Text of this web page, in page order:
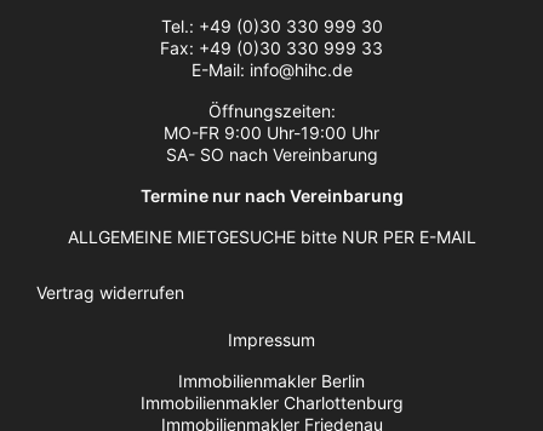
Tel.: +49 (0)30 330 999 30
Fax: +49 (0)30 330 999 33
E-Mail: info@hihc.de
Öffnungszeiten:
MO-FR 9:00 Uhr-19:00 Uhr
SA- SO nach Vereinbarung
Termine nur nach Vereinbarung
ALLGEMEINE MIETGESUCHE bitte NUR PER E-MAIL
Vertrag widerrufen
Impressum
Immobilienmakler Berlin
Immobilienmakler Charlottenburg
Immobilienmakler Friedenau